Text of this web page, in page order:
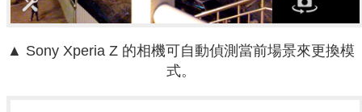
▲ Sony Xperia Z 的相機可自動偵測當前場景來更換模
式。